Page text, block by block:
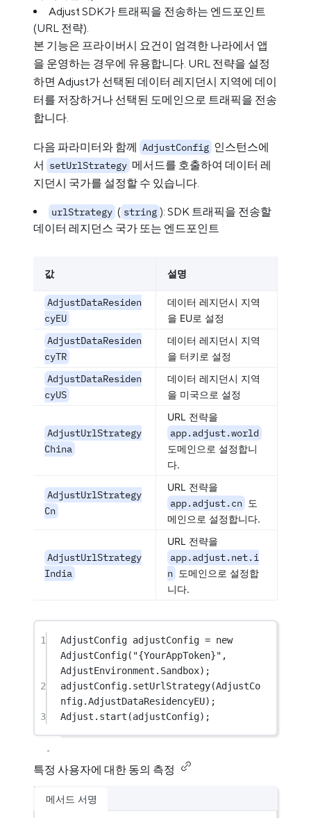
Adjust SDK가 트래픽을 전송하는 엔드포인트
(URL 전략).
본 기능은 프라이버시 요건이 엄격한 나라에서 앱
을 운영하는 경우에 유용합니다. URL 전략을 설정
하면 Adjust가 선택된 데이터 레지던시 지역에 데이
터를 저장하거나 선택된 도메인으로 트래픽을 전송
합니다.
다음 파라미터와 함께 AdjustConfig 인스턴스에
서 setUrlStrategy 메서드를 호출하여 데이터 레
지던시 국가를 설정할 수 있습니다.
urlStrategy ( string ): SDK 트래픽을 전송할
데이터 레지던스 국가 또는 엔드포인트
값 설명
AdjustDataResiden
cyEU
데이터 레지던시 지역
을 EU로 설정
AdjustDataResiden
cyTR
데이터 레지던시 지역
을 터키로 설정
AdjustDataResiden
cyUS
데이터 레지던시 지역
을 미국으로 설정
AdjustUrlStrategy
China
URL 전략을
app.adjust.world
도메인으로 설정합니
다.
AdjustUrlStrategy
Cn
URL 전략을
app.adjust.cn 도
메인으로 설정합니다.
AdjustUrlStrategy
India
URL 전략을
app.adjust.net.i
n 도메인으로 설정합
니다.
1 AdjustConfig adjustConfig = new
AdjustConfig( "{YourAppToken}" ,
AdjustEnvironment.Sandbox);
2
adjustConfig. setUrlStrategy(AdjustCo
nfig.AdjustDataResidencyEU);
3
Adjust. start (adjustConfig);
특정 사용자에 대한 동의 측정
메서드 서명